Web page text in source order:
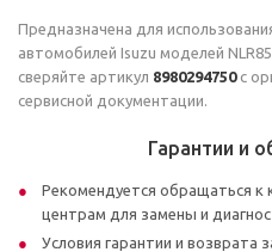
Предназначена для
автомобилей Isuzu моделей
сверяйте артикул 8980294750с
сервисной документации.
Гарантии и
Рекомендуется обращаться
центрам для замены и
Условия гарантии и возврата